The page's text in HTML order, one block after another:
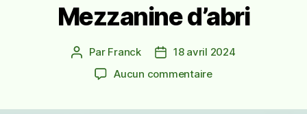
Mezzanine d’abri
Auteur
l’article
Par Franck
Date18 avril 2024
Aucun commentairesur